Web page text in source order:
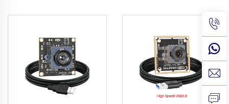
Play Mini telecamera
and Play con Android,
Linux, Raspberry Pi